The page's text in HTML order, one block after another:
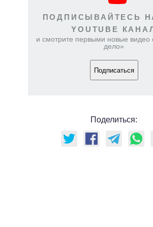
ПОДПИСЫВАЙТЕСЬ
YOUTUBE КАНАЛ
и смотрите первыми новые видео
дело»
Подписаться
Поделиться: